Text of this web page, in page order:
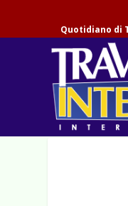
Quotidiano di